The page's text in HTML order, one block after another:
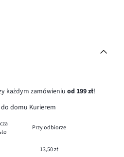
każdym zamówieniuod 199 zł!
domu Kurierem
Przy odbiorze
13,50 zł